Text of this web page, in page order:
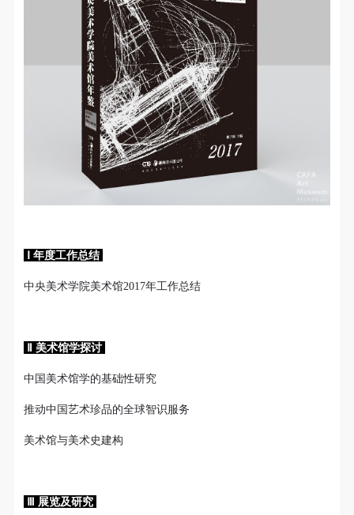
Ⅰ 年度工作总结
中央美术学院美术馆2017年工作总结
Ⅱ 美术馆学探讨
中国美术馆学的基础性研究
推动中国艺术珍品的全球智识服务
美术馆与美术史建构
Ⅲ 展览及研究
去凝望这曾经充满战乱、杀戮，到现今的和平和安
详。仿佛瞬间被抽离出这世间之外，画面被定格静止
了一般，转过身即是微笑。 版权归作者所有，任何形
式转载请联系作者。 关于吴哥，我想大约是我不必多
费口舌去解释每一处寺院的由来和历史，每一个来到
这里的人，多数都会花上个三五日去感受吴哥雄伟壮
观的寺院建筑群。 这里捡几个重要而美的分享。 冷
风起，冬意浓！ 这个冬日的北京刻意显得不那么的温
暖，不禁想逃离这荒凉几日，寻一处刺眼的阳光，重
新洗礼那或许已经麻木的感官。 选择去吴哥，因为太
中国长城的雄伟、泰姬陵的细致繁复和金字塔的对称
之美全部完美的融为一体。唯有置身于吴哥王城，
之外，画面被定格静止了一般，转过身即是微笑。 版
哥，我想大约是我不必多费口舌去解释每一处寺院的
由来和历史，每一个来到这里的人，多数都会花上个
三五日去感受吴哥雄伟壮观的寺院建筑群。 这里捡几
日，寻一处刺眼的阳光，重新洗礼那或许已经麻木的